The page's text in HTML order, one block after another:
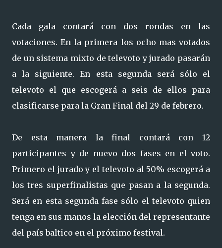
Cada gala contará con dos rondas en las
votaciones. En la primera los ocho mas votados
de un sistema mixto de televoto y jurado pasarán
a la siguiente. En esta segunda será sólo el
televoto el que escogerá a seis de ellos para
clasificarse para la Gran Final del 29 de febrero.
De esta manera la final contará con 12
participantes y de nuevo dos fases en el voto.
Primero el jurado y el televoto al 50% escogerá a
los tres superfinalistas que pasan a la segunda.
Será en esta segunda fase sólo el televoto quien
tenga en sus manos la elección del representante
del país baltico en el próximo festival.